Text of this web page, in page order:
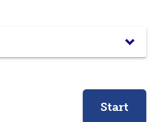
Start